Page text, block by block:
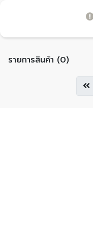
รายการสินค้า (0)